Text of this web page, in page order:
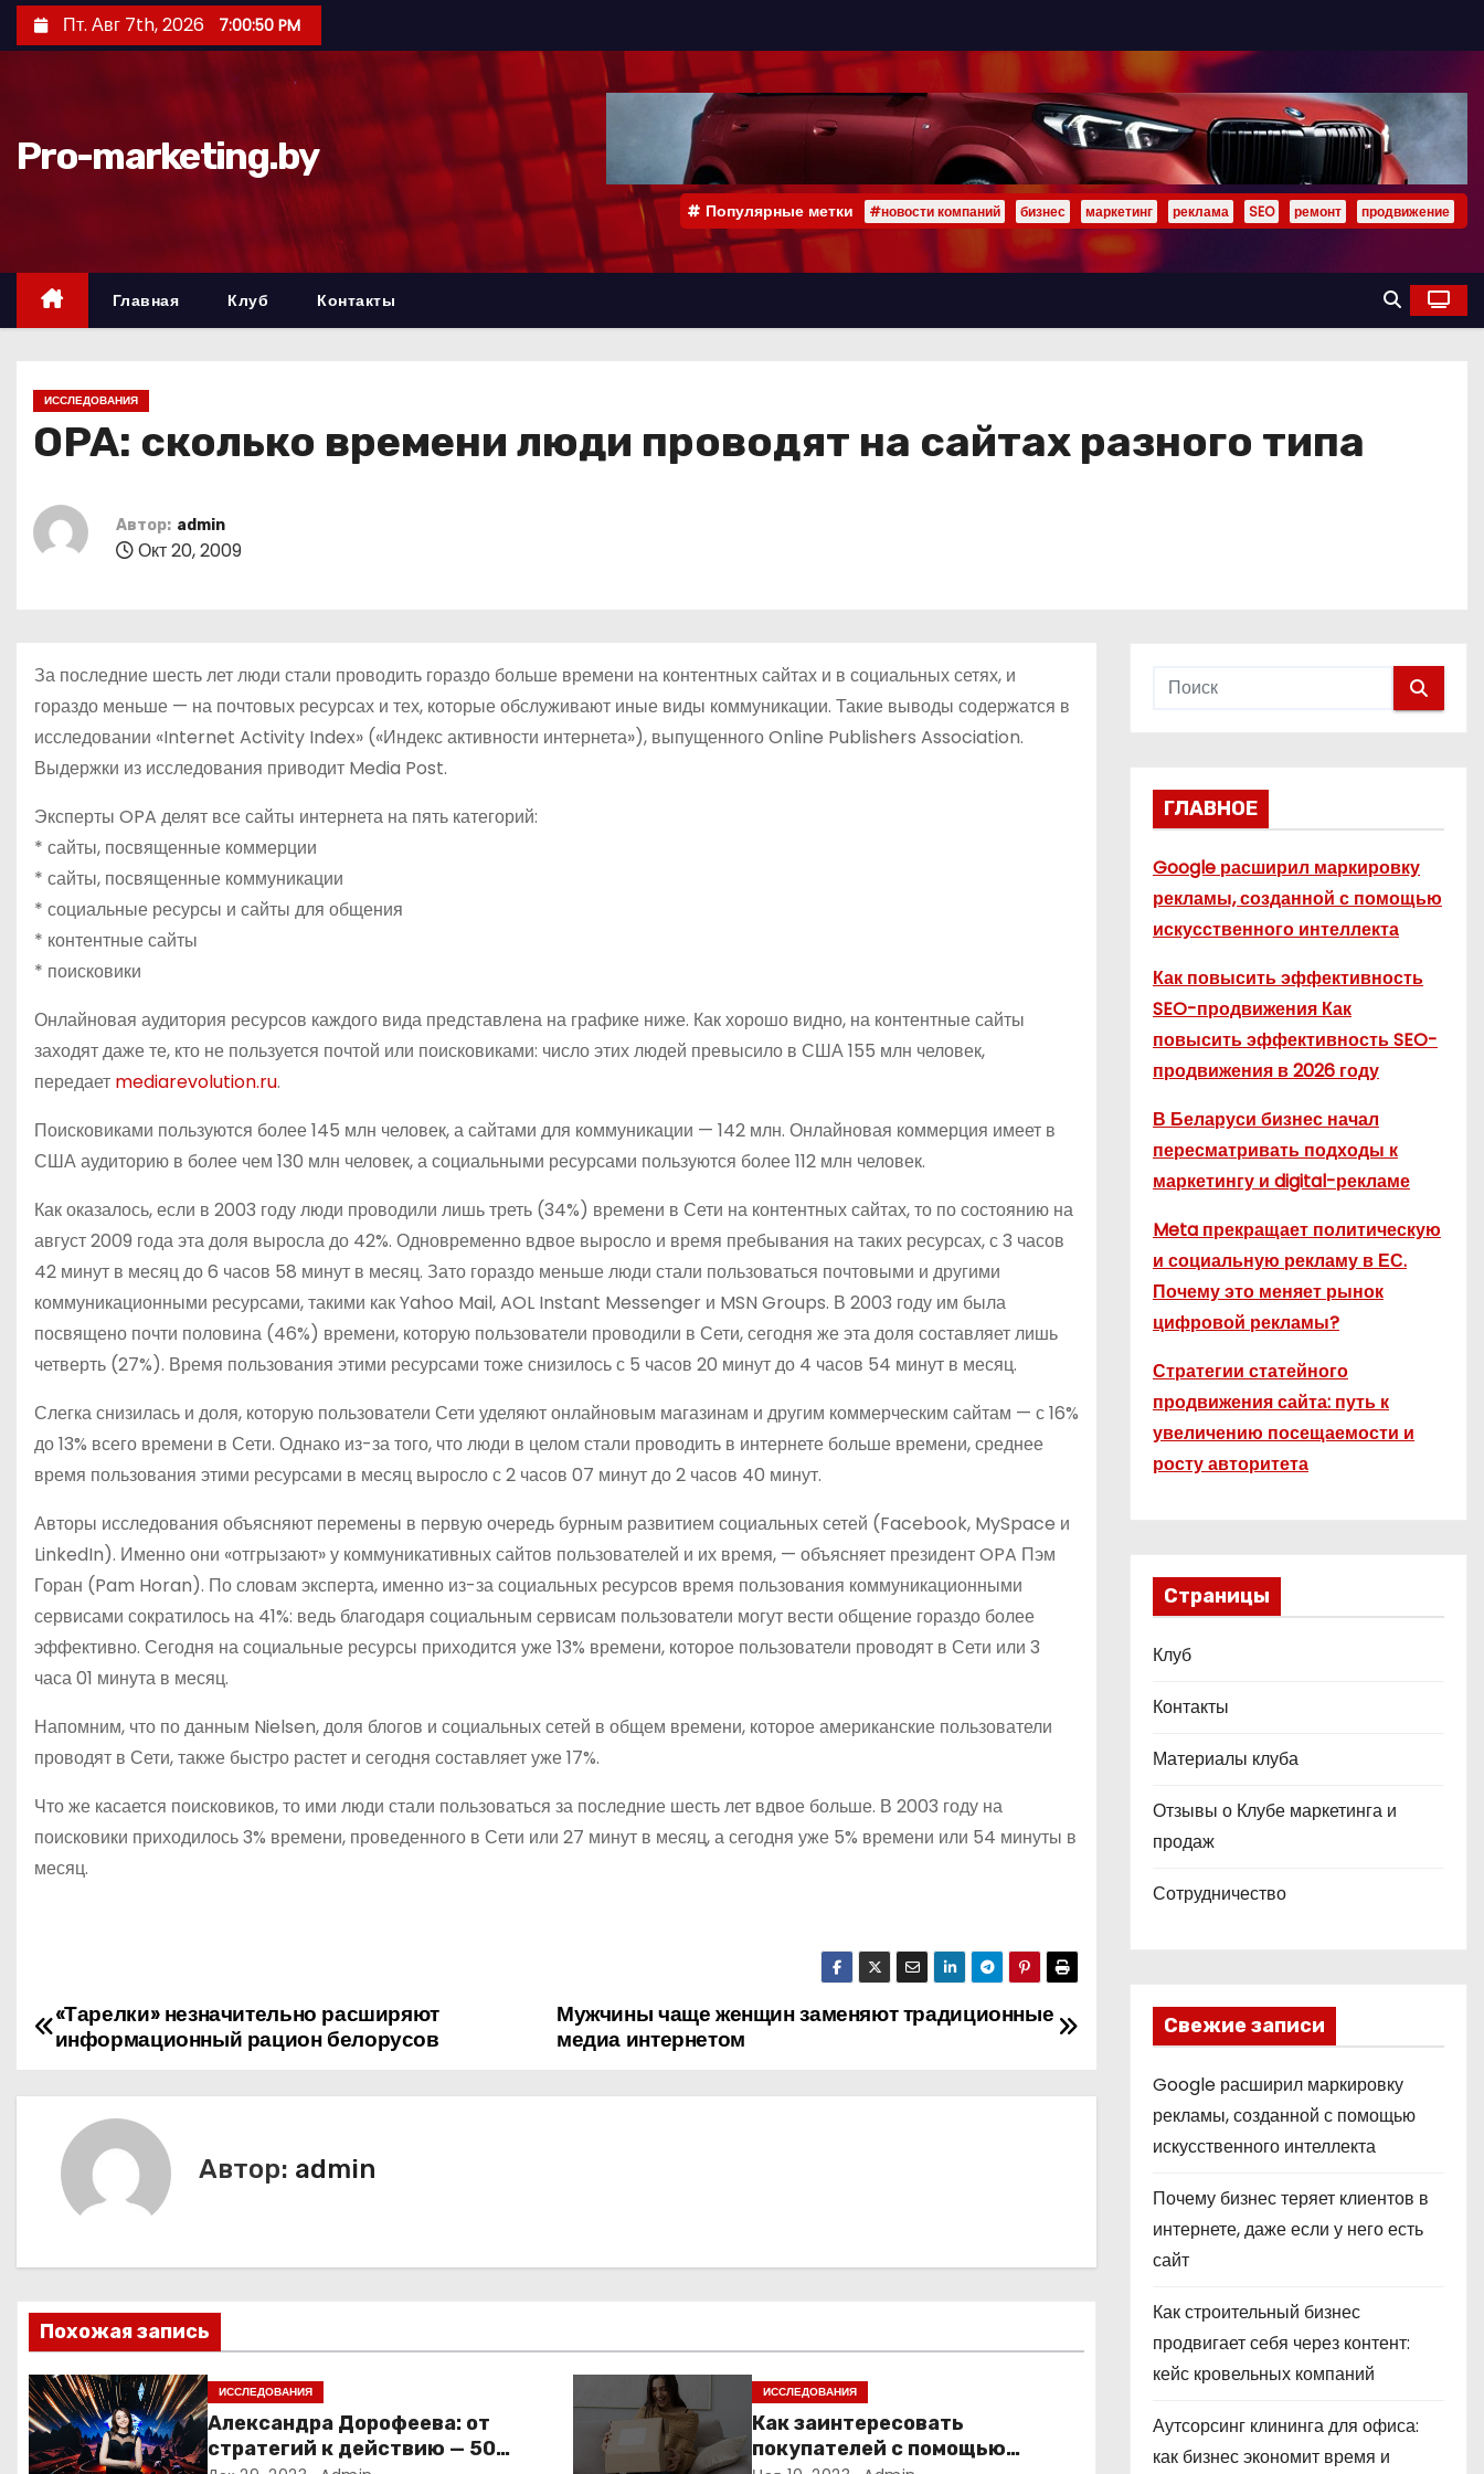
е
д
Пт. Авг 7th, 2026 7:00:51 PM
Pro-marketing.by
Популярные метки #новости компаний бизнес маркетинг реклама SEO ремонт продвижение
Главная Клуб Контакты
ИССЛЕДОВАНИЯ
OPA: сколько времени люди проводят на сайтах разного типа
Автор: admin
Окт 20, 2009
За последние шесть лет люди стали проводить гораздо больше времени на контентных сайтах и в социальных сетях, и
гораздо меньше — на почтовых ресурсах и тех, которые обслуживают иные виды коммуникации. Такие выводы содержатся в
исследовании «Internet Activity Index» («Индекс активности интернета»), выпущенного Online Publishers Association.
Выдержки из исследования приводит Media Post.
Эксперты OPA делят все сайты интернета на пять категорий:
* сайты, посвященные коммерции
* сайты, посвященные коммуникации
* социальные ресурсы и сайты для общения
* контентные сайты
* поисковики
Онлайновая аудитория ресурсов каждого вида представлена на графике ниже. Как хорошо видно, на контентные сайты
заходят даже те, кто не пользуется почтой или поисковиками: число этих людей превысило в США 155 млн человек,
передает mediarevolution.ru.
Поисковиками пользуются более 145 млн человек, а сайтами для коммуникации — 142 млн. Онлайновая коммерция имеет в
США аудиторию в более чем 130 млн человек, а социальными ресурсами пользуются более 112 млн человек.
Как оказалось, если в 2003 году люди проводили лишь треть (34%) времени в Сети на контентных сайтах, то по состоянию на
август 2009 года эта доля выросла до 42%. Одновременно вдвое выросло и время пребывания на таких ресурсах, с 3 часов
42 минут в месяц до 6 часов 58 минут в месяц. Зато гораздо меньше люди стали пользоваться почтовыми и другими
коммуникационными ресурсами, такими как Yahoo Mail, AOL Instant Messenger и MSN Groups. В 2003 году им была
посвящено почти половина (46%) времени, которую пользователи проводили в Сети, сегодня же эта доля составляет лишь
четверть (27%). Время пользования этими ресурсами тоже снизилось с 5 часов 20 минут до 4 часов 54 минут в месяц.
Слегка снизилась и доля, которую пользователи Сети уделяют онлайновым магазинам и другим коммерческим сайтам — с 16%
до 13% всего времени в Сети. Однако из-за того, что люди в целом стали проводить в интернете больше времени, среднее
время пользования этими ресурсами в месяц выросло с 2 часов 07 минут до 2 часов 40 минут.
Авторы исследования объясняют перемены в первую очередь бурным развитием социальных сетей (Facebook, MySpace и
LinkedIn). Именно они «отгрызают» у коммуникативных сайтов пользователей и их время, — объясняет президент OPA Пэм
Горан (Pam Horan). По словам эксперта, именно из-за социальных ресурсов время пользования коммуникационными
сервисами сократилось на 41%: ведь благодаря социальным сервисам пользователи могут вести общение гораздо более
эффективно. Сегодня на социальные ресурсы приходится уже 13% времени, которое пользователи проводят в Сети или 3
часа 01 минута в месяц.
Напомним, что по данным Nielsen, доля блогов и социальных сетей в общем времени, которое американские пользователи
проводят в Сети, также быстро растет и сегодня составляет уже 17%.
Что же касается поисковиков, то ими люди стали пользоваться за последние шесть лет вдвое больше. В 2003 году на
поисковики приходилось 3% времени, проведенного в Сети или 27 минут в месяц, а сегодня уже 5% времени или 54 минуты в
месяц.
Н
ц
и
я
п
Мужчины чаще женщин заменяют традиционные
медиа интернетом
«Тарелки» незначительно расширяют
информационный рацион белорусов
Автор: admin
Похожая запись
ИССЛЕДОВАНИЯ
Александра Дорофеева: от
стратегий к действию — 50
ИССЛЕДОВАНИЯ
Как заинтересовать
покупателей с помощью
ГЛАВНОЕ
Google расширил маркировку
рекламы, созданной с помощью
искусственного интеллекта
Как повысить эффективность
SEO-продвижения Как
повысить эффективность SEO-
продвижения в 2026 году
В Беларуси бизнес начал
пересматривать подходы к
маркетингу и digital-рекламе
Meta прекращает политическую
и социальную рекламу в ЕС.
Почему это меняет рынок
цифровой рекламы?
Стратегии статейного
продвижения сайта: путь к
увеличению посещаемости и
росту авторитета
Страницы
Клуб
Контакты
Материалы клуба
Отзывы о Клубе маркетинга и
продаж
Сотрудничество
Свежие записи
Google расширил маркировку
рекламы, созданной с помощью
искусственного интеллекта
Почему бизнес теряет клиентов в
интернете, даже если у него есть
сайт
Как строительный бизнес
продвигает себя через контент:
кейс кровельных компаний
Аутсорсинг клининга для офиса:
как бизнес экономит время и